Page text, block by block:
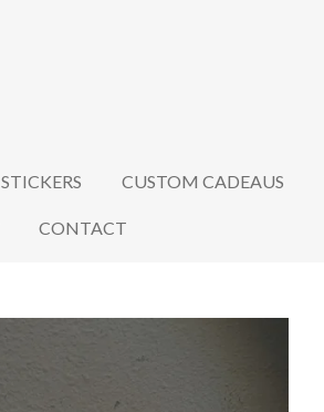
STICKERS CUSTOM CADEAUS
CONTACT